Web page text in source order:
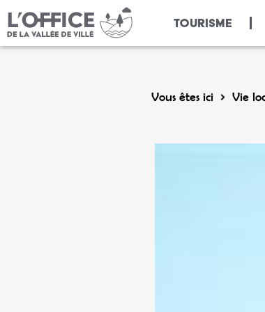
TOURISME
Vous êtes ici Vie
Panneau de gestion des cookies